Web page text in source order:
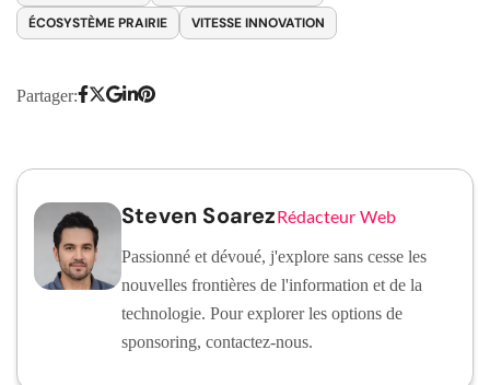
ÉCOSYSTÈME PRAIRIE
VITESSE INNOVATION
Partager:
Steven SoarezRédacteur Web
Passionné et dévoué, j'explore sans cesse les
nouvelles frontières de l'information et de la
technologie. Pour explorer les options de
sponsoring, contactez-nous.